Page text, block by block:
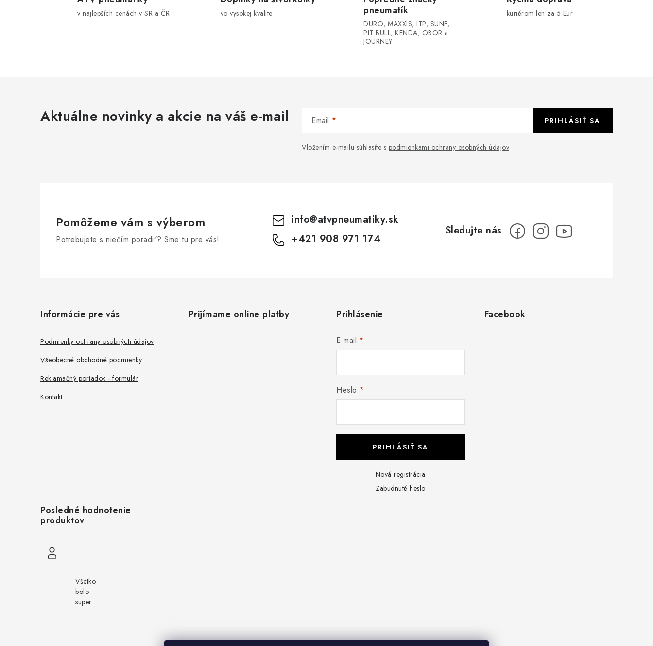
p
v najlepších cenách v SR a ČR vo vysokej kvalite
pneumatík
DURO, MAXXIS, ITP, SUNF,
PIT BULL, KENDA, OBOR a
JOURNEY
kuriérom len za 5 Eur
Aktuálne novinky a akcie na váš e-mail Email
Vložením e-mailu súhlasíte s podmienkami ochrany osobných údajov
PRIHLÁSIŤ SA
Pomôžeme vám s výberom
Potrebujete s niečím poradiť? Sme tu pre vás!
info@atvpneumatiky.sk
+421 908 971 174
Informácie pre vás
Podmienky ochrany osobných údajov
Všeobecné obchodné podmienky
Reklamačný poriadok - formulár
Kontakt
Prijímame online platby Prihlásenie
E-mail
Heslo
PRIHLÁSIŤ SA
Nová registrácia
Zabudnuté heslo
Facebook
Posledné hodnotenie
produktov
Všetko
bolo
super